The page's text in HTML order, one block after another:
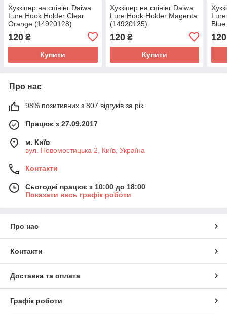
Хуккіпер на спінінг Daiwa
Lure Hook Holder Clear
Orange (14920128)
120 ₴
Купити
Хуккіпер на спінінг Daiwa
Lure Hook Holder Magenta
(14920125)
120₴
Купити
120
Про нас
98% позитивних з 807 відгуків за рік
Працює з 27.09.2017
м. Київ
вул. Новомостицька 2, Київ, Україна
Контакти
Сьогодні працює з 10:00 до 18:00
Показати весь графік роботи
Про нас
Контакти
Доставка та оплата
Графік роботи